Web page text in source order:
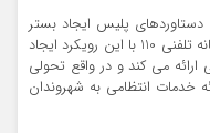
پلیس ایجاد بستر
تسهیل و پاسخگویی به شهروندان است، سامانه‌ تلفنی 110 با این رویکرد ایجاد
می کند و در واقع تحولی
خدمات انتظامی به شهروندان